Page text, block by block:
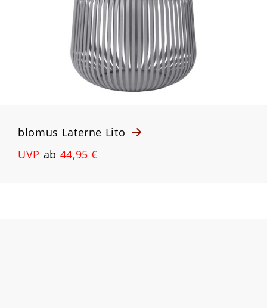
blomus Laterne Lito
UVP ab 44,95 €